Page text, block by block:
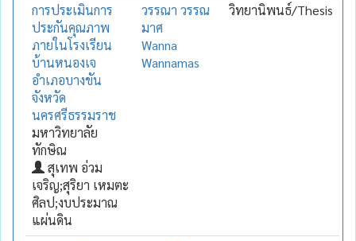
การประเมินการ
ประกันคุณภาพ
ภายในโรงเรียน
บ้านหนองเจ
อำเภอบางขัน
จังหวัด
นครศรีธรรมราช
มหาวิทยาลัย
ทักษิณ
สุเทพ อ่วม
เจริญ;สุริยา เหมตะ
ศิลป;งบประมาณ
แผ่นดิน
วรรณา วรรณ
มาศ
Wanna
Wannamas
วิทยานิพนธ์/Thesis